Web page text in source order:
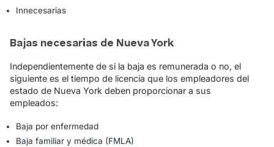
Innecesarias
Bajas necesarias de Nueva York
Independientemente de si la baja es remunerada o no, el
siguiente es el tiempo de licencia que los empleadores del
estado de Nueva York deben proporcionar a sus
empleados:
Baja por enfermedad
Baja familiar y médica (FMLA)